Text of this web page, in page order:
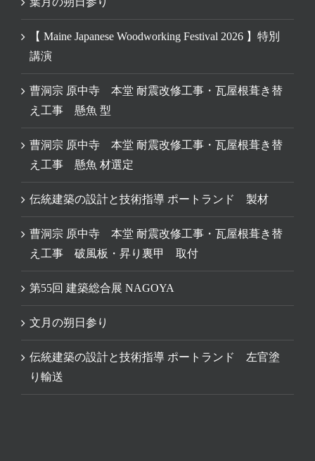
【 Maine Japanese Woodworking Festival 2026 】特別
講演
曹洞宗 原中寺 本堂 耐震改修工事・瓦屋根葺き替
え工事 懸魚 型
曹洞宗 原中寺 本堂 耐震改修工事・瓦屋根葺き替
え工事 懸魚 材選定
伝統建築の設計と技術指導 ポートランド 製材
曹洞宗 原中寺 本堂 耐震改修工事・瓦屋根葺き替
え工事 破風板・昇り裏甲 取付
第55回 建築総合展 NAGOYA
文月の朔日参り
伝統建築の設計と技術指導 ポートランド 左官塗
り輸送